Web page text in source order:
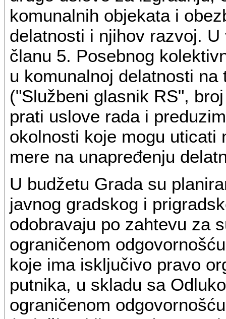
komunalnih objekata i
delatnosti i njihov razvoj.
članu 5. Posebnog
u komunalnoj delatnosti
("Službeni glasnik RS",
prati uslove rada i
okolnosti koje mogu uticati
mere na unapređenju
U budžetu Grada su
javnog gradskog i
odobravaju po zahtevu za
ograničenom
koje ima isključivo pravo
putnika, u skladu sa
ograničenom